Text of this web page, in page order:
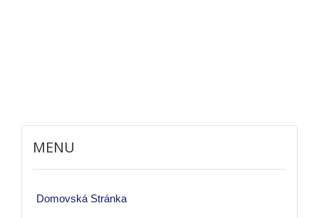
MENU
Domovská Stránka